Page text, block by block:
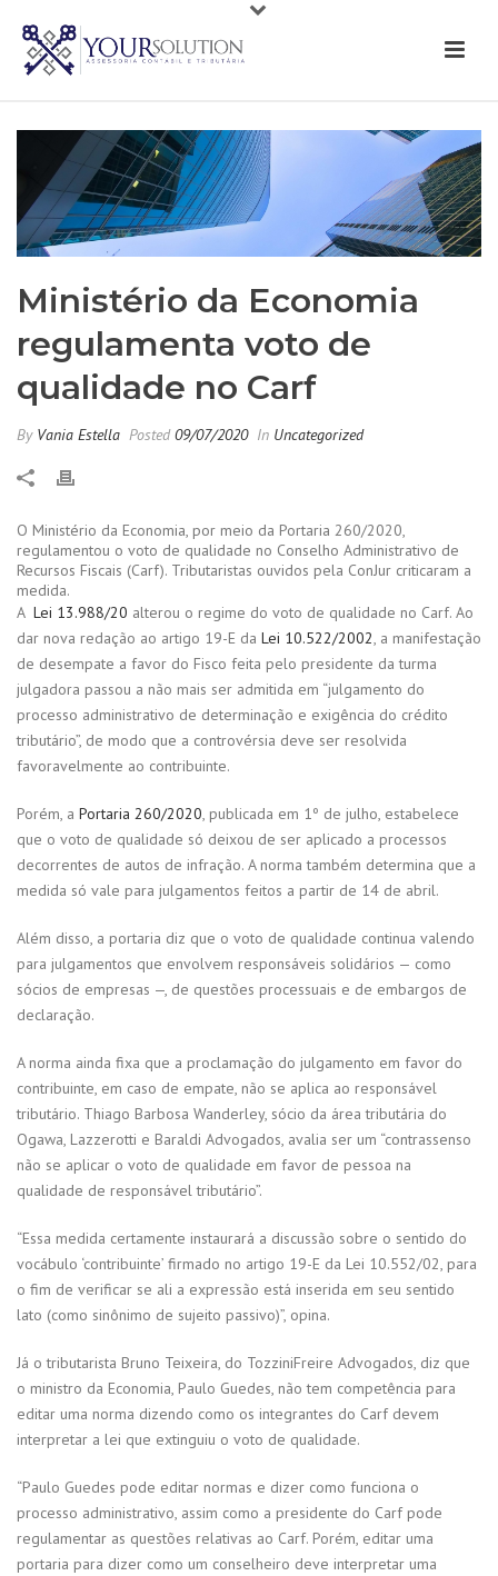
Ministério da Economia
regulamenta voto de
qualidade no Carf
By Vania Estella Posted09/07/2020 In Uncategorized
O Ministério da Economia, por meio da Portaria 260/2020,
regulamentou o voto de qualidade no Conselho Administrativo de
Recursos Fiscais (Carf). Tributaristas ouvidos pela ConJur criticaram a
medida.
A Lei 13.988/20 alterou o regime do voto de qualidade no Carf. Ao
dar nova redação ao artigo 19-E da Lei 10.522/2002, a manifestação
de desempate a favor do Fisco feita pelo presidente da turma
julgadora passou a não mais ser admitida em “julgamento do
processo administrativo de determinação e exigência do crédito
tributário”, de modo que a controvérsia deve ser resolvida
favoravelmente ao contribuinte.
Porém, a Portaria 260/2020, publicada em 1º de julho, estabelece
que o voto de qualidade só deixou de ser aplicado a processos
decorrentes de autos de infração. A norma também determina que a
medida só vale para julgamentos feitos a partir de 14 de abril.
Além disso, a portaria diz que o voto de qualidade continua valendo
para julgamentos que envolvem responsáveis solidários — como
sócios de empresas —, de questões processuais e de embargos de
declaração.
A norma ainda fixa que a proclamação do julgamento em favor do
contribuinte, em caso de empate, não se aplica ao responsável
tributário. Thiago Barbosa Wanderley, sócio da área tributária do
Ogawa, Lazzerotti e Baraldi Advogados, avalia ser um “contrassenso
não se aplicar o voto de qualidade em favor de pessoa na
qualidade de responsável tributário”.
“Essa medida certamente instaurará a discussão sobre o sentido do
vocábulo ‘contribuinte’ firmado no artigo 19-E da Lei 10.552/02, para
o fim de verificar se ali a expressão está inserida em seu sentido
lato (como sinônimo de sujeito passivo)”, opina.
Já o tributarista Bruno Teixeira, do TozziniFreire Advogados, diz que
o ministro da Economia, Paulo Guedes, não tem competência para
editar uma norma dizendo como os integrantes do Carf devem
interpretar a lei que extinguiu o voto de qualidade.
“Paulo Guedes pode editar normas e dizer como funciona o
processo administrativo, assim como a presidente do Carf pode
regulamentar as questões relativas ao Carf. Porém, editar uma
portaria para dizer como um conselheiro deve interpretar uma